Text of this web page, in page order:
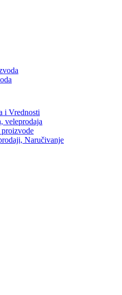
i Vrednosti
veleprodaja
proizvode
Naručivanje